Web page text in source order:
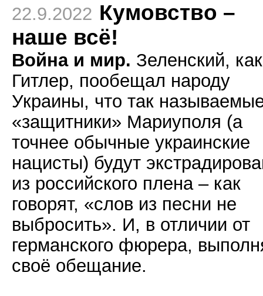
22.9.2022 Кумовство –
наше всё!
Война и мир. Зеленский,
Гитлер, пообещал народу
Украины, что так
«защитники» Мариуполя (а
точнее обычные украинские
нацисты) будут
из российского плена – как
говорят, «слов из песни не
выбросить». И, в отличии от
германского фюрера,
своё обещание.